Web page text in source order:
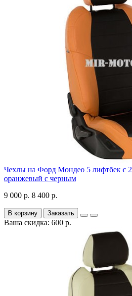
Чехлы на Форд Мондео 5 лифтбек с
оранжевый с черным
9 000 р. 8 400 р.
В корзину Заказать
Ваша скидка: 600 р.